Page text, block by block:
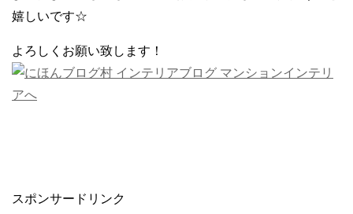
嬉しいです☆
よろしくお願い致します！
スポンサードリンク